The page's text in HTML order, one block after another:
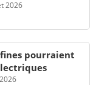
2026
pourraient